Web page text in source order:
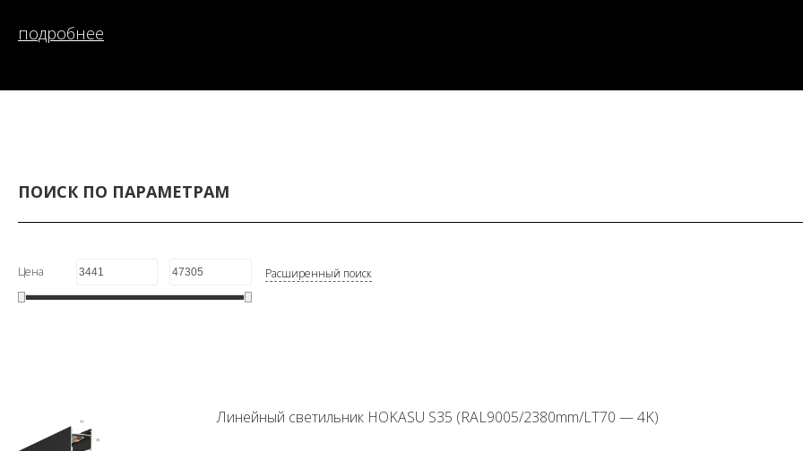
подробнее
ПОИСК ПО ПАРАМЕТРАМ
Цена Расширенный поиск
Линейный светильник HOKASU S35 (RAL9005/2380mm/LT70 — 4K)